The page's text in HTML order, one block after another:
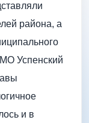
района, а
Успенский
и в